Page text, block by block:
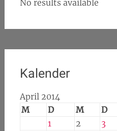
No results available
Kalender
April 2014
M
D M D
1
2 3